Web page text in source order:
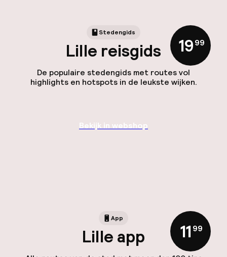
Stedengids
Lille reisgids
De populaire stedengids met routes vol
highlights en hotspots in de leukste wijken.
19,99
Bekijk in webshop
App
Lille app 11 ,99